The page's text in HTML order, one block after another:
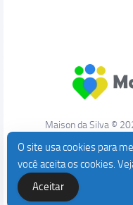
Maison da Silva ©
O site usa cookies para
você aceita os cookies.
Aceitar